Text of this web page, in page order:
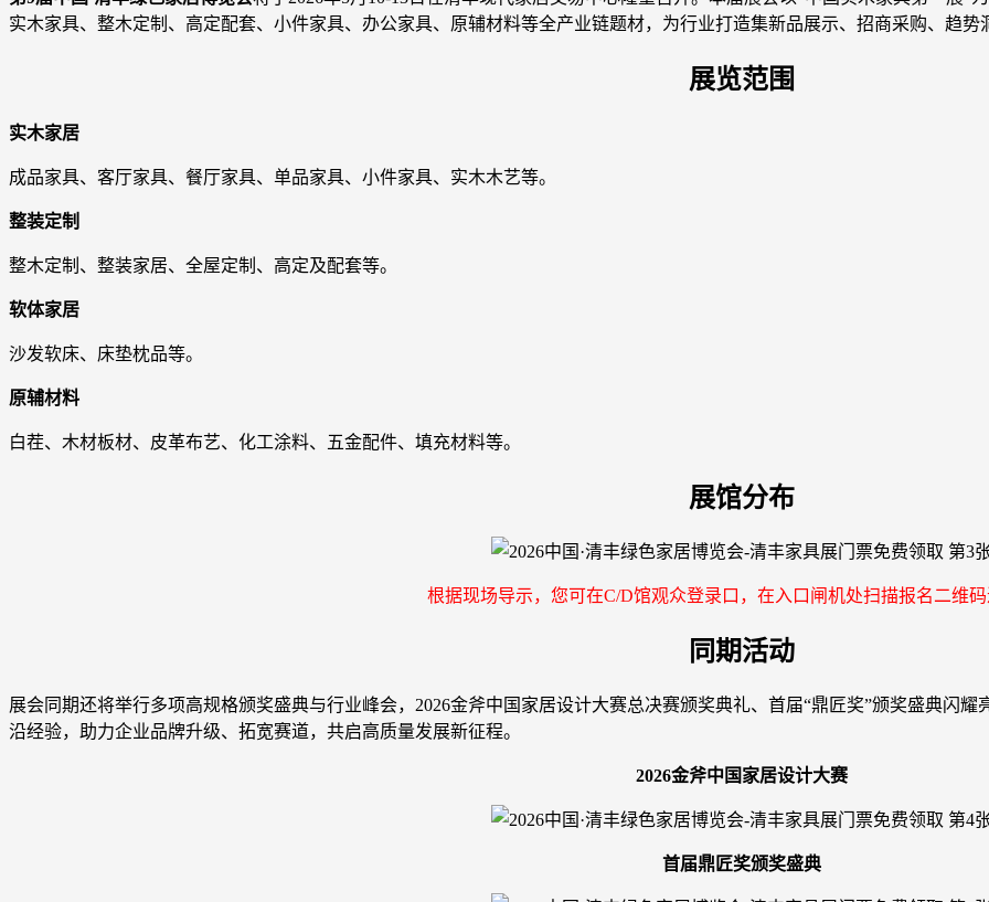
实木家具、整木定制、高定配套、小件家具、办公家具、原辅材料等全产业链题材，为行业打造集新品展示、招商采购、趋势
展览范围
实木家居
成品家具、客厅家具、餐厅家具、单品家具、小件家具、实木木艺等。
整装定制
整木定制、整装家居、全屋定制、高定及配套等。
软体家居
沙发软床、床垫枕品等。
原辅材料
白茬、木材板材、皮革布艺、化工涂料、五金配件、填充材料等。
展馆分布
根据现场导示，您可在C/D馆观众登录口，在入口闸机处扫描报名二维
同期活动
展会同期还将举行多项高规格颁奖盛典与行业峰会，2026金斧中国家居设计大赛总决赛颁奖典礼、首届“鼎匠奖”颁奖盛典闪
沿经验，助力企业品牌升级、拓宽赛道，共启高质量发展新征程。
2026金斧中国家居设计大赛
首届鼎匠奖颁奖盛典